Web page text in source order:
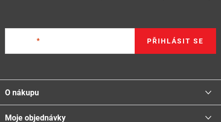
PŘIHLÁSIT SE
á
p
a
O nákupu
Proč nakupovat u nás
Moje objednávky